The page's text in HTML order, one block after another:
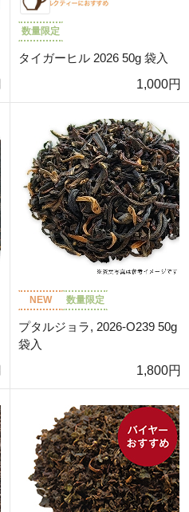
数量限定
タイガーヒル 2026 50g 袋入
1,000円
NEW 数量限定
プタルジョラ, 2026-O239 50g
袋入
1,800円